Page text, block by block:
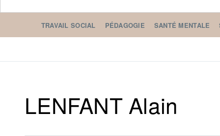
TRAVAIL SOCIAL PÉDAGOGIE SANTÉ MENTALE
LENFANT Alain